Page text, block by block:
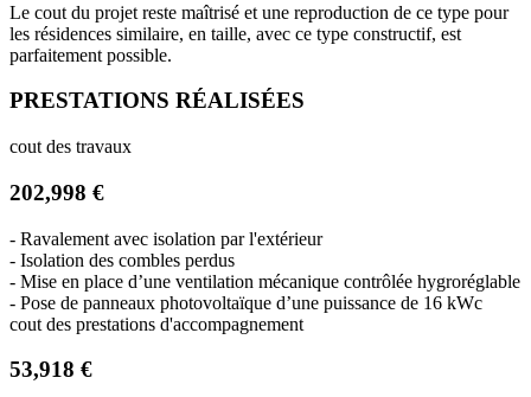
Le cout du projet reste maîtrisé et une reproduction de ce type pour
les résidences similaire, en taille, avec ce type constructif, est
parfaitement possible.
PRESTATIONS RÉALISÉES
cout des travaux
202,998 €
- Ravalement avec isolation par l'extérieur
- Isolation des combles perdus
- Mise en place d’une ventilation mécanique contrôlée hygroréglable
- Pose de panneaux photovoltaïque d’une puissance de 16 kWc
cout des prestations d'accompagnement
53,918 €